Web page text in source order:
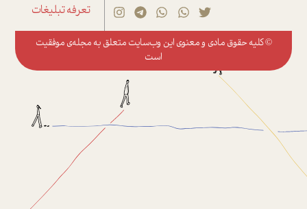
تعرفه تبلیغات
© کلیه حقوق مادی و معنوی این وب‌سایت متعلق به مجله‌ی موفقیت
است